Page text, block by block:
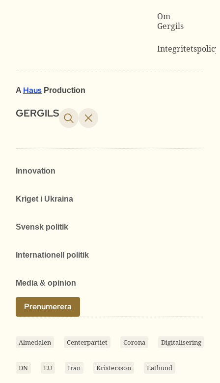
Om
Gergils
Integritetspolicy
A Haus Production
GERGILS
Innovation
Kriget i Ukraina
Svensk politik
Internationell politik
Media & opinion
Prenumerera
Almedalen Centerpartiet Corona Digitalisering
DN EU Iran Kristersson Lathund